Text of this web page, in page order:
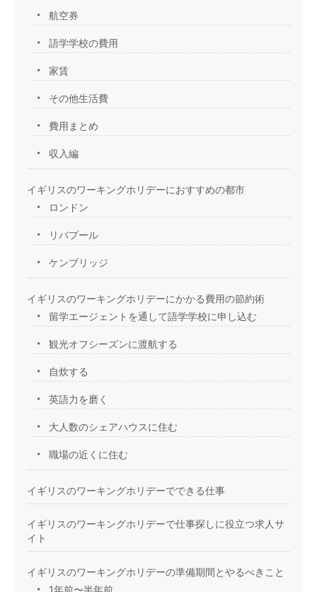
航空券
語学学校の費用
家賃
その他生活費
費用まとめ
収入編
イギリスのワーキングホリデーにおすすめの都市
ロンドン
リバプール
ケンブリッジ
イギリスのワーキングホリデーにかかる費用の節約術
留学エージェントを通して語学学校に申し込む
観光オフシーズンに渡航する
自炊する
英語力を磨く
大人数のシェアハウスに住む
職場の近くに住む
イギリスのワーキングホリデーでできる仕事
イギリスのワーキングホリデーで仕事探しに役立つ求人サ
イト
イギリスのワーキングホリデーの準備期間とやるべきこと
1年前〜半年前